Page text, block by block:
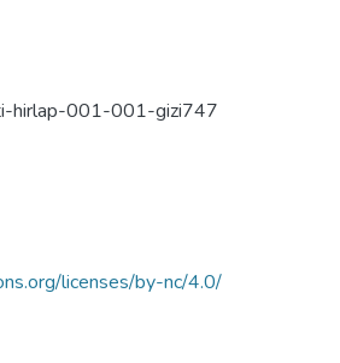
001-001-gizi747
licenses/by-nc/4.0/